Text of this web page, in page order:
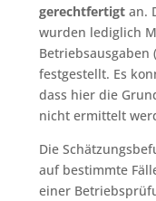
gerechtfertigtan.
wurden lediglich
Betriebsausgaben
festgestellt. Es
dass hier die
nicht ermittelt
Die
auf bestimmte
einer